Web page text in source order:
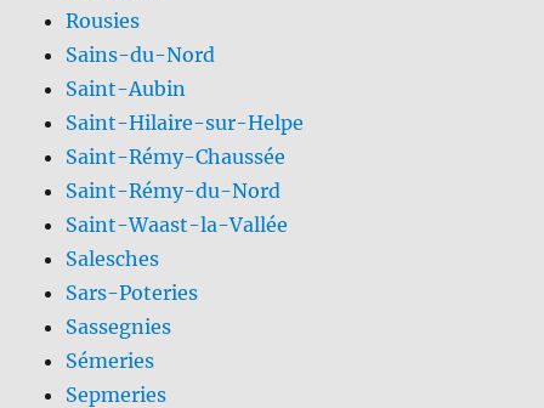
Rousies
Sains-du-Nord
Saint-Aubin
Saint-Hilaire-sur-Helpe
Saint-Rémy-Chaussée
Saint-Rémy-du-Nord
Saint-Waast-la-Vallée
Salesches
Sars-Poteries
Sassegnies
Sémeries
Sepmeries